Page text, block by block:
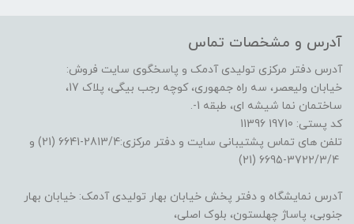
آدرس و مشخصات تماس
آدرس دفتر مرکزی تولیدی آدمک و پاسخگوی سایت فروش:
خیابان ولیعصر، سه راه جمهوری، کوچه رجب بیگی، پلاک 17،
ساختمان نما شیشه ای، طبقه 1-.
کد پستی: 19710 11396
تلفن های تماس پشتیبانی سایت و دفتر مرکزی:2813/4-6641 (21) و
آدرس نمایشگاه و دفتر پخش خیابان بهار تولیدی آدمک: خیابان بهار
جنوبی، پاساژ چهلستون، بلوک اصلی،